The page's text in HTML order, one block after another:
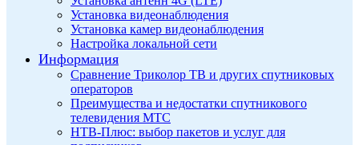
Установка видеонаблюдения
Установка камер видеонаблюдения
Настройка локальной сети
Информация
Сравнение Триколор ТВ и других спутниковых
операторов
Преимущества и недостатки спутникового
телевидения МТС
НТВ-Плюс: выбор пакетов и услуг для